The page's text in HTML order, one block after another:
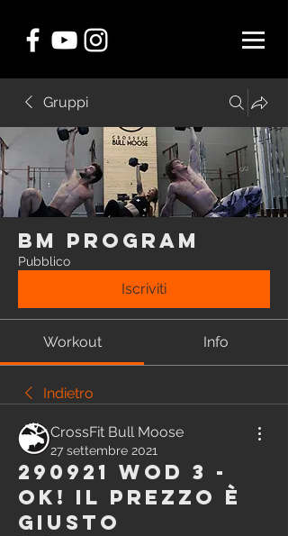
Gruppi
BM Program
Pubblico
Iscriviti
Workout Info
Indietro
CrossFit Bull Moose
27 settembre 2021
290921 WOD 3 -
Ok! il prezzo è
giusto